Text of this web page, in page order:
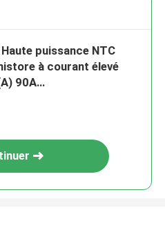
puissance NTC
à courant élevé
90A